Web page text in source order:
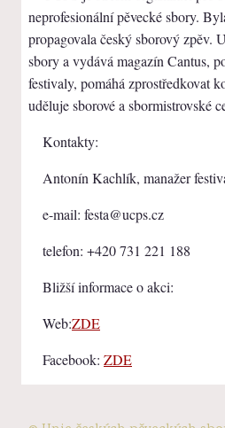
neprofesionální pěvecké sbory.
propagovala český sborový zpěv.
sbory a vydává magazín Cantus,
festivaly, pomáhá zprostředkovat
uděluje sborové a sbormistrovské
Kontakty:
Antonín Kachlík, manažer
e-mail: festa@ucps.cz
telefon: +420 731 221 188
Bližší informace o akci:
Web:ZDE
Facebook: ZDE